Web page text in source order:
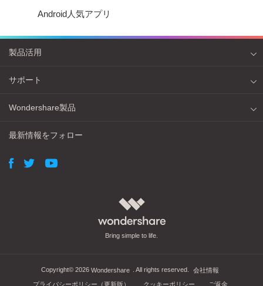
Android人気アプリ
Bring simple to life.
製品活用
サポート
Wondershare製品
最新情報をフォロー
Copyright© 2026 Wondershare . All rights reserved.
会社情報
プライバシーポリシー（更新版）
クッキーポリシー ご返金